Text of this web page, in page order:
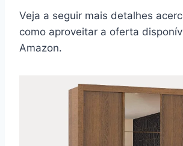
Veja a seguir mais detalhes
como aproveitar a oferta
Amazon.